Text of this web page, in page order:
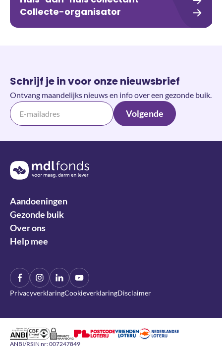
Collecte-organisator
Schrijf je in voor onze nieuwsbrief
Ontvang maandelijks nieuws en info over een gezonde buik.
Volgende
Terug naar de homepage
Aandoeningen
Gezonde buik
Over ons
Help mee
PrivacyverklaringCookieverklaringDisclaimer
FacebookInstagram
LinkInYouTube
Algemeen Nut Beogende Instelling
CBF Erkend Goed Doel
DDMA Privacy Waarborg
ANBI/RSIN nr: 007247849
Nationale Postcode Loterij
Vrienden LoterijNederlandse Loterij